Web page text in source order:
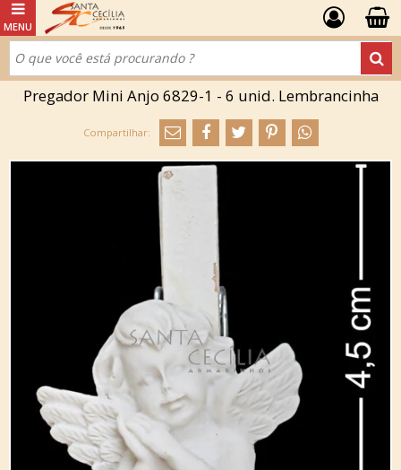
Pregador Mini Anjo 6829-1 - 6 unid. Lembrancinha